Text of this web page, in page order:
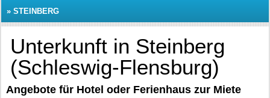
» STEINBERG
Unterkunft in Steinberg
(Schleswig-Flensburg)
Angebote für Hotel oder Ferienhaus zur Miete